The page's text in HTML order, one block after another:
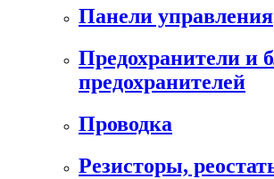
Панели управления
Предохранители и
предохранителей
Проводка
Резисторы,